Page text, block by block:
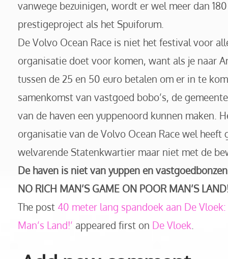
vanwege bezuinigen, wordt er wel meer dan
prestigeproject als het Spuiforum.
De Volvo Ocean Race is niet het festival voor
organisatie doet voor komen, want als je naar
tussen de 25 en 50 euro betalen om er in te
samenkomst van vastgoed bobo’s, de
van de haven een yuppenoord kunnen maken.
organisatie van de Volvo Ocean Race wel
welvarende Statenkwartier maar niet met de
De haven is niet van yuppen en
NO RICH MAN’S GAME ON POOR MAN’S
The post 40 meter lang spandoek aan De Vloek:
Man’s Land!’ appeared first on De Vloek